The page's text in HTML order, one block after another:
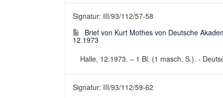
Signatur: III/93/112/57-58
Brief von Kurt Mothes von Deutsche
12.1973
Halle, 12.1973. – 1 Bl. (1 masch. S.). -
Signatur: III/93/112/59-62